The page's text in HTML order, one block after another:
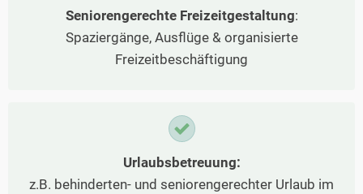
Seniorengerechte Freizeitgestaltung:
Spaziergänge, Ausflüge & organisierte
Freizeitbeschäftigung
Urlaubsbetreuung:
z.B. behinderten- und seniorengerechter Urlaub im